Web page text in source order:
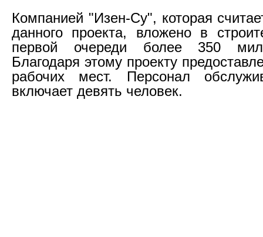
Компанией "Изен-Су", которая
данного проекта, вложено в
первой очереди более 350
Благодаря этому проекту
рабочих мест. Персонал
включает девять человек.